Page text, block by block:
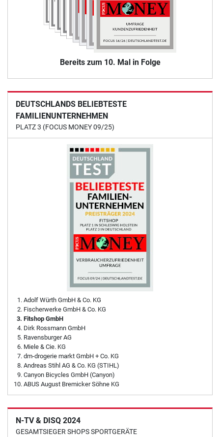
Bereits zum 10. Mal in Folge
DEUTSCHLANDS BELIEBTESTE
FAMILIENUNTERNEHMEN
PLATZ 3 (FOCUS MONEY 09/25)
Adolf Würth GmbH & Co. KG
Fischerwerke GmbH & Co. KG
Fitshop GmbH
Dirk Rossmann GmbH
Ravensburger AG
Miele & Cie. KG
dm-drogerie markt GmbH + Co. KG
Andreas Stihl AG & Co. KG (STIHL)
Canyon Bicycles GmbH (Canyon)
ABUS August Bremicker Söhne KG
N-TV & DISQ 2024
GESAMTSIEGER SHOPS SPORTGERÄTE